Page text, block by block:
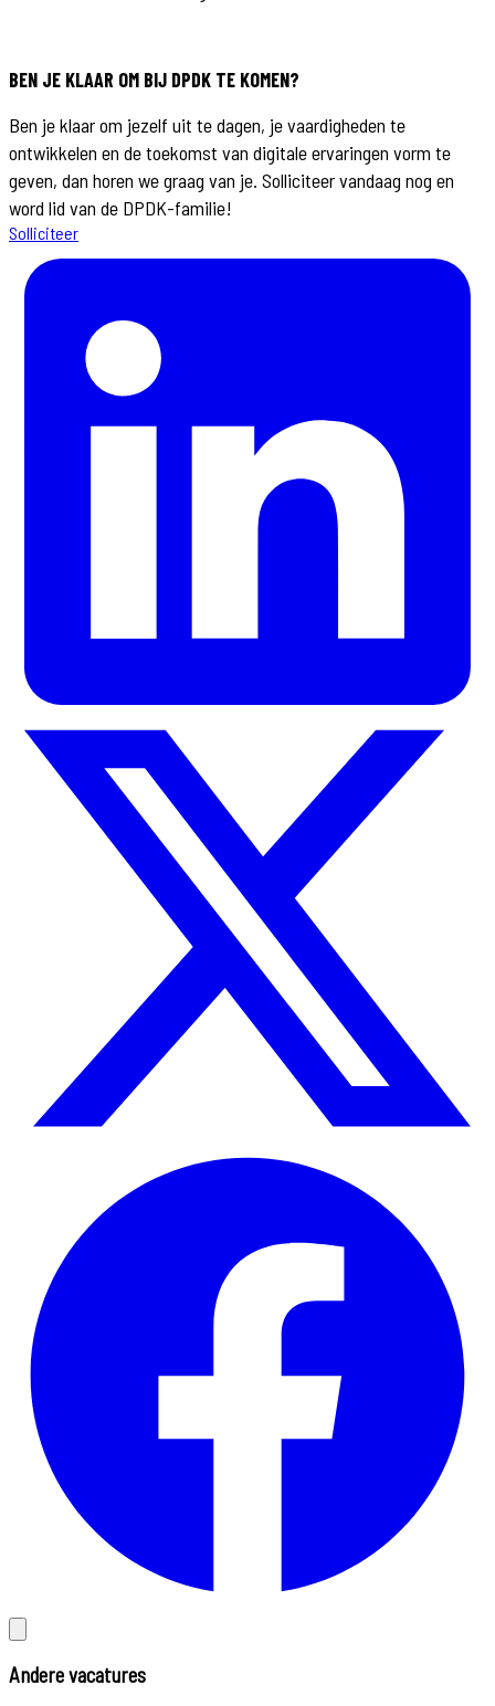
BEN JE KLAAR OM BIJ DPDK TE KOMEN?
Ben je klaar om jezelf uit te dagen, je vaardigheden te
ontwikkelen en de toekomst van digitale ervaringen vorm te
geven, dan horen we graag van je. Solliciteer vandaag nog en
word lid van de DPDK-familie!
Solliciteer
Andere vacatures